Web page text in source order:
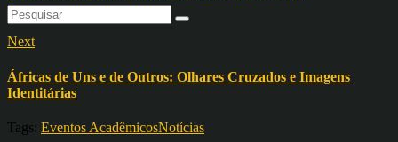
Next
Áfricas de Uns e de Outros: Olhares Cruzados e Imagens
Identitárias
Tags: Eventos AcadêmicosNotícias